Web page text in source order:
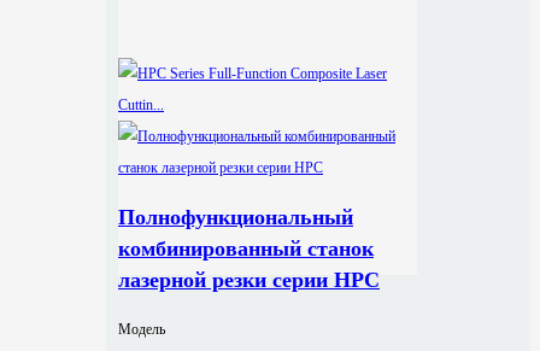
Полнофункциональный
комбинированный станок
лазерной резки серии HPC
Модель